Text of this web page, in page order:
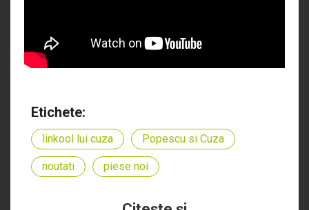
Etichete:
linkool lui cuza Popescu si Cuza
noutati piese noi